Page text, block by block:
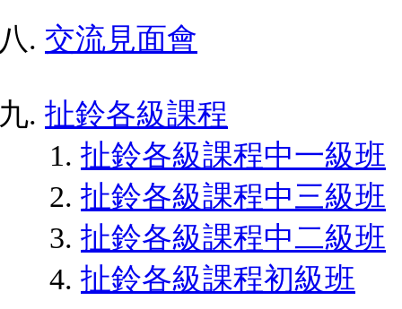
交流見面會
扯鈴各級課程
扯鈴各級課程中一級班
扯鈴各級課程中三級班
扯鈴各級課程中二級班
扯鈴各級課程初級班